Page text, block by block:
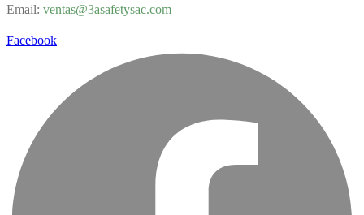
Email: ventas@3asafetysac.com
Facebook